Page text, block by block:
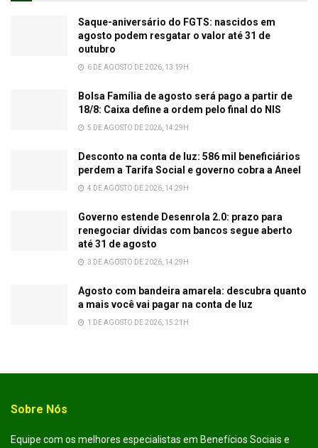
Saque-aniversário do FGTS: nascidos em
agosto podem resgatar o valor até 31 de
outubro
6 DE AGOSTO DE 2026, 13:19H
Bolsa Família de agosto será pago a partir de
18/8: Caixa define a ordem pelo final do NIS
5 DE AGOSTO DE 2026, 14:29H
Desconto na conta de luz: 586 mil beneficiários
perdem a Tarifa Social e governo cobra a Aneel
4 DE AGOSTO DE 2026, 14:29H
Governo estende Desenrola 2.0: prazo para
renegociar dívidas com bancos segue aberto
até 31 de agosto
3 DE AGOSTO DE 2026, 14:29H
Agosto com bandeira amarela: descubra quanto
a mais você vai pagar na conta de luz
1 DE AGOSTO DE 2026, 15:21H
Sobre Nós
Equipe com os melhores especialistas em Benefícios Sociais e